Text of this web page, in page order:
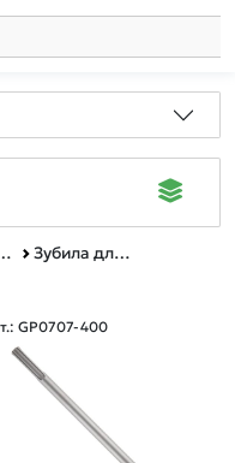
Зубила для перфораторов и отбойных молотков
GP0707-400